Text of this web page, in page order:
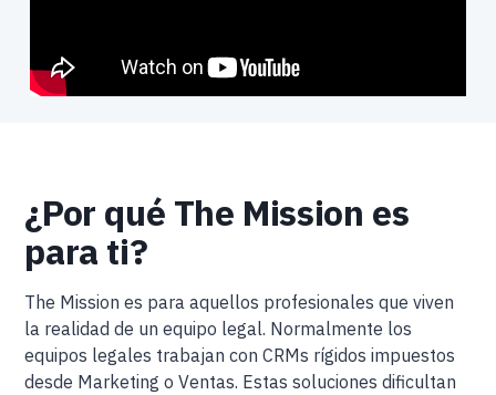
¿Por qué The Mission es
para ti?
The Mission es para aquellos profesionales que viven
la realidad de un equipo legal. Normalmente los
equipos legales trabajan con CRMs rígidos impuestos
desde Marketing o Ventas. Estas soluciones dificultan